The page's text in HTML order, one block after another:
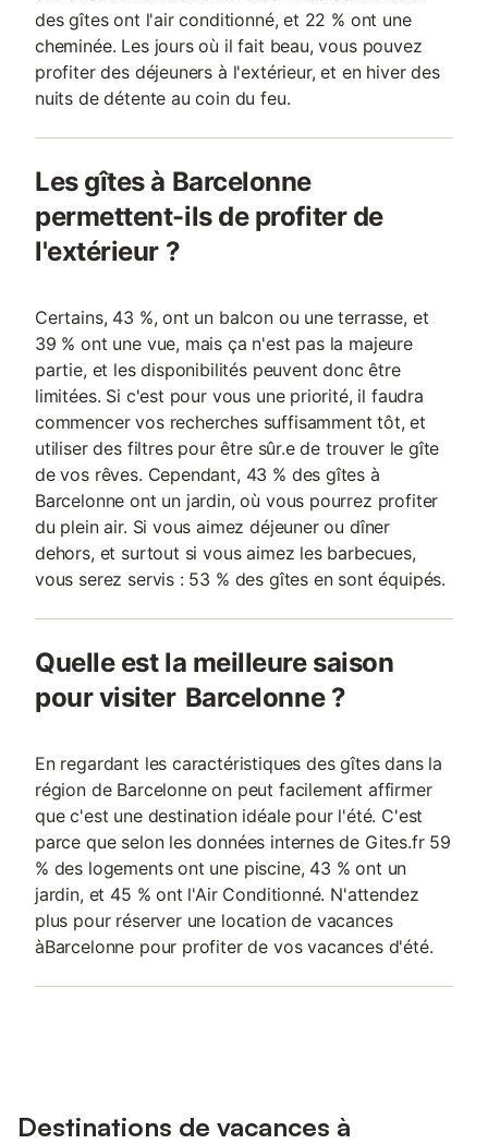
des gîtes ont l'air conditionné, et 22 % ont une
cheminée. Les jours où il fait beau, vous pouvez
profiter des déjeuners à l'extérieur, et en hiver des
nuits de détente au coin du feu.
Les gîtes à Barcelonne
permettent-ils de profiter de
l'extérieur ?
Certains, 43 %, ont un balcon ou une terrasse, et
39 % ont une vue, mais ça n'est pas la majeure
partie, et les disponibilités peuvent donc être
limitées. Si c'est pour vous une priorité, il faudra
commencer vos recherches suffisamment tôt, et
utiliser des filtres pour être sûr.e de trouver le gîte
de vos rêves. Cependant, 43 % des gîtes à
Barcelonne ont un jardin, où vous pourrez profiter
du plein air. Si vous aimez déjeuner ou dîner
dehors, et surtout si vous aimez les barbecues,
vous serez servis : 53 % des gîtes en sont équipés.
Quelle est la meilleure saison
pour visiter Barcelonne ?
En regardant les caractéristiques des gîtes dans la
région de Barcelonne on peut facilement affirmer
que c'est une destination idéale pour l'été. C'est
parce que selon les données internes de Gites.fr 59
% des logements ont une piscine, 43 % ont un
jardin, et 45 % ont l'Air Conditionné. N'attendez
plus pour réserver une location de vacances
àBarcelonne pour profiter de vos vacances d'été.
Destinations de vacances à